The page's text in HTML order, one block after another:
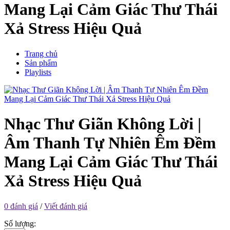
Mang Lại Cảm Giác Thư Thái
Xả Stress Hiệu Quả
Trang chủ
Sản phẩm
Playlists
Nhạc Thư Giãn Không Lời |
Âm Thanh Tự Nhiên Êm Đềm
Mang Lại Cảm Giác Thư Thái
Xả Stress Hiệu Quả
0 đánh giá /Viết đánh giá
Số lượng: